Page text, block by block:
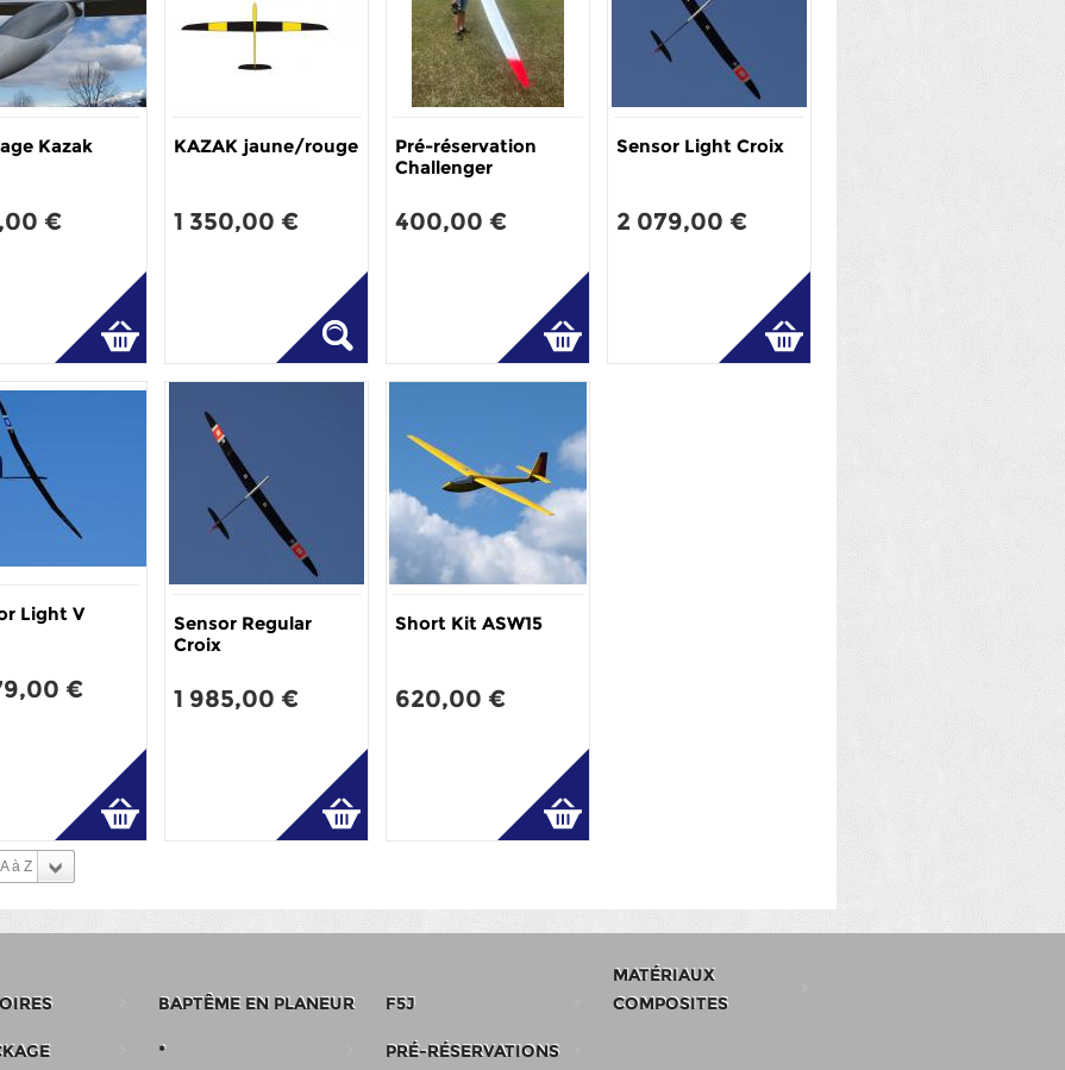
Kazak
€
KAZAK jaune/rouge
1 350,00 €
Pré-réservation
Challenger
400,00 €
Sensor Light Croix
2 079,00 €
Light V
€
Sensor Regular
Croix
1 985,00 €
Short Kit ASW15
620,00 €
à Z
BAPTÊME EN PLANEUR F5J
MATÉRIAUX
COMPOSITES
* PRÉ-RÉSERVATIONS